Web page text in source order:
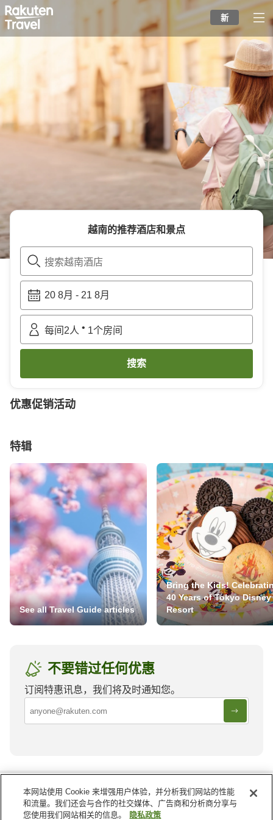
to
top
page
新
越南的推荐酒店和景点
搜索越南酒店
20 8月 - 21 8月
每间 2人 • 1个房间
搜索
优惠促销活动
特辑
See all Travel Guide articles
Bring the Kids!
40 Years of Tokyo Disney
Resort
不要错过任何优惠
订阅特惠讯息，我们将及时通知您。
义安
兴安
本网站使用 Cookie 来增强用户体验，并分析我们网站的性能
和流量。我们还会与合作的社交媒体、广告商和分析商分享与
您使用我们网站相关的信息。
隐私政策